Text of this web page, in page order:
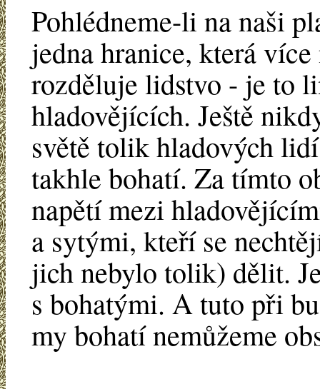
Pohlédneme-li na naši
jedna hranice, která
rozděluje lidstvo - je to
hladovějících. Ještě
světě tolik hladových
takhle bohatí. Za tímto
napětí mezi
a sytými, kteří se
jich nebylo tolik) dělit.
s bohatými. A tuto při
my bohatí nemůžeme